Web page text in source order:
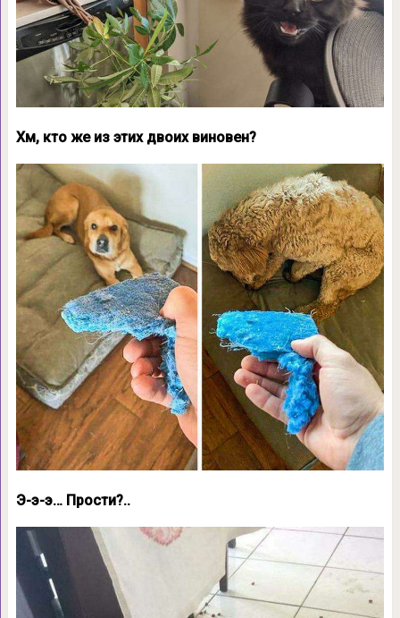
Хм, кто же из этих двоих виновен?
Э-э-э… Прости?..